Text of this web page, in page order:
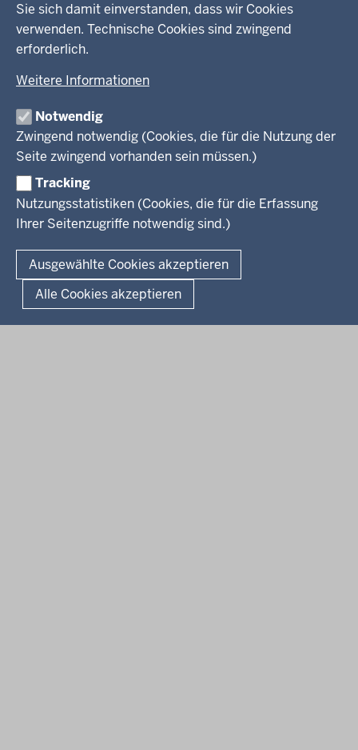
Sie sich damit einverstanden, dass wir Cookies
verwenden. Technische Cookies sind zwingend
erforderlich.
Weitere Informationen
Notwendig
Zwingend notwendig (Cookies, die für die Nutzung der
Seite zwingend vorhanden sein müssen.)
Tracking
Nutzungsstatistiken (Cookies, die für die Erfassung
Ihrer Seitenzugriffe notwendig sind.)
Ausgewählte Cookies akzeptieren
Alle Cookies akzeptieren
Kreis Paderborn
Kreis Minden-Lübbecke
Kreis Gütersloh
Kreis Höxter
Fußzeile
Impressum Datenschutz